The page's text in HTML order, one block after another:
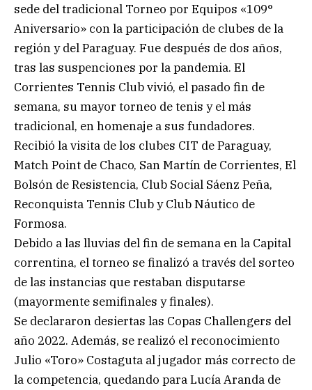
sede del tradicional Torneo por Equipos «109°
Aniversario» con la participación de clubes de la
región y del Paraguay. Fue después de dos años,
tras las suspenciones por la pandemia. El
Corrientes Tennis Club vivió, el pasado fin de
semana, su mayor torneo de tenis y el más
tradicional, en homenaje a sus fundadores.
Recibió la visita de los clubes CIT de Paraguay,
Match Point de Chaco, San Martín de Corrientes, El
Bolsón de Resistencia, Club Social Sáenz Peña,
Reconquista Tennis Club y Club Náutico de
Formosa.
Debido a las lluvias del fin de semana en la Capital
correntina, el torneo se finalizó a través del sorteo
de las instancias que restaban disputarse
(mayormente semifinales y finales).
Se declararon desiertas las Copas Challengers del
año 2022. Además, se realizó el reconocimiento
Julio «Toro» Costaguta al jugador más correcto de
la competencia, quedando para Lucía Aranda de